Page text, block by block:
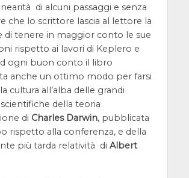
di alcuni passaggi e senza
che lo scrittore lascia al lettore la
di tenere in maggior conto le sue
rispetto ai lavori di Keplero e
ogni buon conto il libro
anche un ottimo modo per farsi
cultura all’alba delle grandi
della teoria
di Charles Darwin, pubblicata
rispetto alla conferenza, e della
più tarda relatività di Albert